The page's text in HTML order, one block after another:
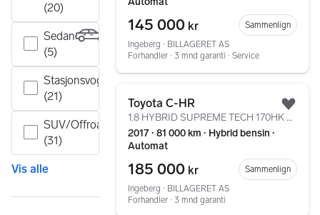
(20)
Sedan
(5)
Stasjonsvogn
(21)
SUV/Offroad
(31)
Vis alle
145 000 kr
Sammenlign
Ingeberg ∙ BILLAGERET AS
Forhandler ∙ 3 mnd garanti ∙ Service
Toyota C-HR
1.8 HYBRID SUPREME TECH 170HK AUT/LAV KM/KAMERA/NAV/DAB
2017 ∙ 81 000 km ∙ Hybrid bensin ∙
Automat
185 000 kr
Sammenlign
Ingeberg ∙ BILLAGERET AS
Forhandler ∙ 3 mnd garanti